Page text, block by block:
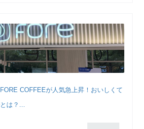
FORE COFFEEが人気急上昇！おいしくて
は？...